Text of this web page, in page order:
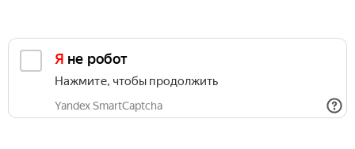
Я не робот
Нажмите, чтобы продолжить
Yandex SmartCaptcha